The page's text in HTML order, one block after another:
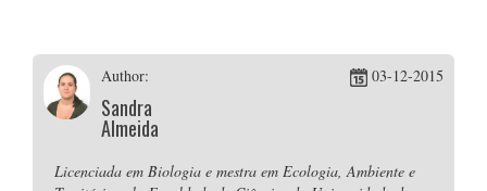
Author:
Sandra
Almeida
03-12-2015
Licenciada em Biologia e mestra em Ecologia, Ambiente e